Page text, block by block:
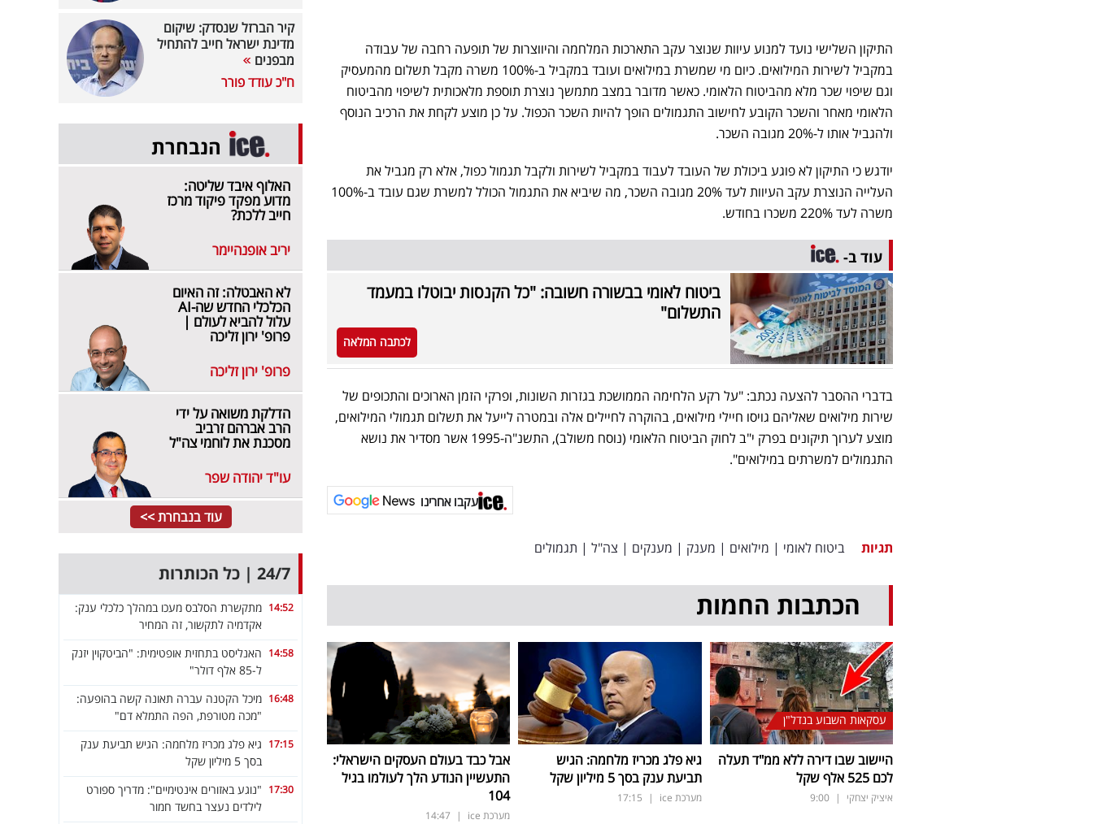
התיקון השלישי נועד למנוע עיוות שנוצר עקב התארכות המלחמה והיווצרות של תופעה רחבה של עבודה
במקביל לשירות המילואים. כיום מי שמשרת במילואים ועובד במקביל ב-100% משרה מקבל תשלום מהמעסיק
וגם שיפוי שכר מלא מהביטוח הלאומי. כאשר מדובר במצב מתמשך נוצרת תוספת מלאכותית לשיפוי מהביטוח
הלאומי מאחר והשכר הקובע לחישוב התגמולים הופך להיות השכר הכפול. על כן מוצע לקחת את הרכיב הנוסף
ולהגביל אותו ל-20% מגובה השכר.
יודגש כי התיקון לא פוגע ביכולת של העובד לעבוד במקביל לשירות ולקבל תגמול כפול, אלא רק מגביל את
העלייה הנוצרת עקב העיוות לעד 20% מגובה השכר, מה שיביא את התגמול הכולל למשרת שגם עובד ב-100%
משרה לעד 220% משכרו בחודש.
עוד ב-
ביטוח לאומי בבשורה חשובה: "כל הקנסות יבוטלו במעמד
התשלום"
לכתבה המלאה
בדברי ההסבר להצעה נכתב: "על רקע הלחימה הממושכת בגזרות השונות, ופרקי הזמן הארוכים והתכופים של
שירות מילואים שאליהם גויסו חיילי מילואים, בהוקרה לחיילים אלה ובמטרה לייעל את תשלום תגמולי המילואים,
מוצע לערוך תיקונים בפרק י"ב לחוק הביטוח הלאומי (נוסח משולב), התשנ"ה-1995 אשר מסדיר את נושא
התגמולים למשרתים במילואים".
עקבו אחרינו
תגיות ביטוח לאומי | מילואים | מענק | מענקים | צה"ל | תגמולים
הכתבות החמות
עסקאות השבוע בנדל"ן
היישוב שבו דירה ללא ממ"ד תעלה
לכם 525 אלף שקל
איציק יצחקי |
9:00
גיא פלג מכריז מלחמה: הגיש
תביעת ענק בסך 5 מיליון שקל
מערכת ice |
17:15
אבל כבד בעולם העסקים הישראלי:
התעשיין הנודע הלך לעולמו בגיל
104
מערכת ice |
14:47
קיר הברזל שנסדק: שיקום
מדינת ישראל חייב להתחיל
מבפנים
ח"כ עודד פורר
הנבחרת
האלוף איבד שליטה:
מדוע מפקד פיקוד מרכז
חייב ללכת?
יריב אופנהיימר
לא האבטלה: זה האיום
הכלכלי החדש שה-AI
עלול להביא לעולם |
פרופ' ירון זליכה
פרופ' ירון זליכה
הדלקת משואה על ידי
הרב אברהם זרביב
מסכנת את לוחמי צה"ל
עו"ד יהודה שפר
עוד בנבחרת >>
24/7 | כל הכותרות
14:52 מתקשרת הסלבס מעכו במהלך כלכלי ענק:
אקדמיה לתקשור, זה המחיר
14:58 האנליסט בתחזית אופטימית: "הביטקוין יזנק
ל-85 אלף דולר"
16:48 מיכל הקטנה עברה תאונה קשה בהופעה:
"מכה מטורפת, הפה התמלא דם"
17:15 גיא פלג מכריז מלחמה: הגיש תביעת ענק
בסך 5 מיליון שקל
17:30 "נוגע באזורים אינטימיים": מדריך ספורט
לילדים נעצר בחשד חמור